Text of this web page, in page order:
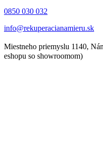
0850 030 032
info@rekuperacianamieru.sk
Miestneho priemyslu 1140,
eshopu so showroomom)